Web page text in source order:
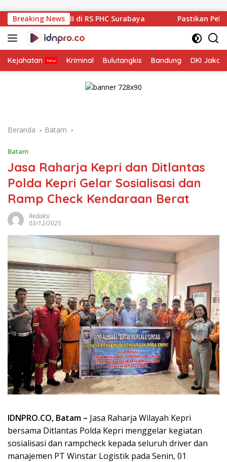
ke
konten
Breaking News
RS PHC Surabaya Pastikan Pekayanan Maksimal,
Kejahatan Kriminal Bulutangkis Bandung DKI
Beranda Batam
Batam
Jasa Raharja Kepri dan Ditlantas
Polda Kepri Gelar Sosialisasi dan
Ramp Check Kendaraan Berat
Redaksi
03/12/2025
IDNPRO.CO, Batam – Jasa Raharja Wilayah Kepri
bersama Ditlantas Polda Kepri menggelar kegiatan
sosialisasi dan rampcheck kepada seluruh driver dan
manajemen PT Winstar Logistik pada Senin, 01